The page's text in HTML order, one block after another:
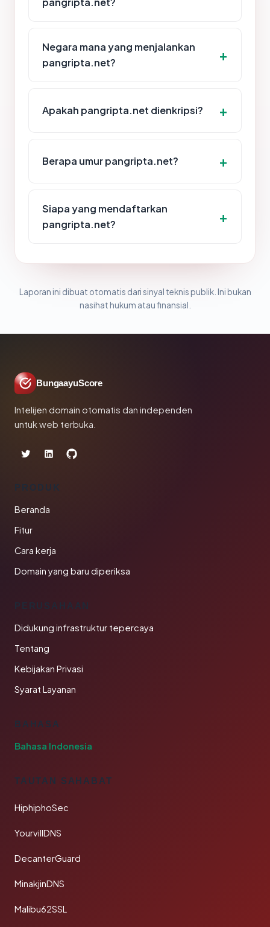
Negara mana yang menjalankan
pangripta.net?
Apakah pangripta.net dienkripsi?
Berapa umur pangripta.net?
Siapa yang mendaftarkan
pangripta.net?
Laporan ini dibuat otomatis dari sinyal teknis publik. Ini bukan
nasihat hukum atau finansial.
BungaayuScore
Intelijen domain otomatis dan independen
untuk web terbuka.
PRODUK
Beranda
Fitur
Cara kerja
Domain yang baru diperiksa
PERUSAHAAN
Didukung infrastruktur tepercaya
Tentang
Kebijakan Privasi
Syarat Layanan
BAHASA
Bahasa Indonesia
TAUTAN SAHABAT
HiphiphoSec
YourvillDNS
DecanterGuard
MinakjinDNS
Malibu62SSL